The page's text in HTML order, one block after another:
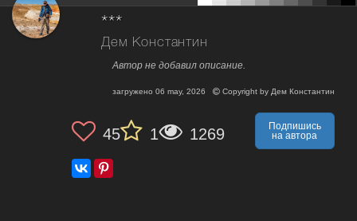
***
Дем Константин
Автор не добавил описание.
загружено 06 may, 2026 Copyright by Дем Константин
45 1 1269
Подпишись
на автора